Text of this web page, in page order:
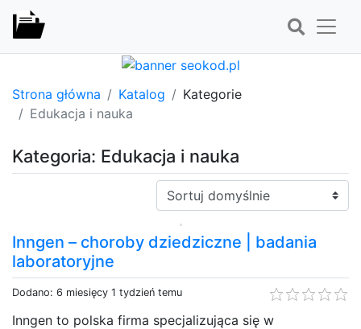
Strona główna Katalog
Kategorie
Edukacja i nauka
Kategoria: Edukacja i nauka
Sortuj:
Inngen – choroby dziedziczne​ | badania
laboratoryjne
Dodano: 6 miesięcy 1 tydzień temu
Inngen to polska firma specjalizująca się w